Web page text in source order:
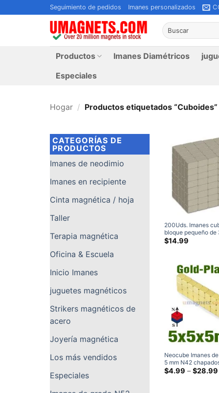
al
Seguimiento de pedidos Imanes personalizados
Buscar:
Productos Imanes Diamétricos
Especiales
Hogar / Productos etiquetados “Cuboides”
CATEGORÍAS DE
PRODUCTOS
Imanes de neodimio
Imanes en recipiente
Cinta magnética / hoja
Taller
Terapia magnética
Oficina & Escuela
Inicio Imanes
juguetes magnéticos
Strikers magnéticos de
acero
Joyería magnética
Los más vendidos
Especiales
200Uds. Imanes
bloque pequeño de
3mm x 2mm imanes
$14.99
Neocube Imanes
5 mm N42
Imanes de neodimio
$4.99 – $28.99